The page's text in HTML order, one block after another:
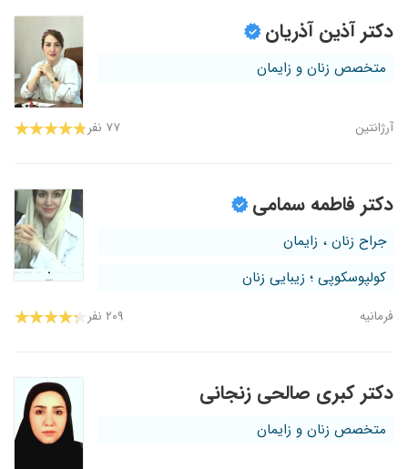
دکتر آذین آذریان
متخصص زنان و زایمان
آرژانتین ۷۷ نفر
دکتر فاطمه سمامی
جراح زنان ، زایمان
کولپوسکوپی ؛ زیبایی زنان
فرمانیه ۲۰۹ نفر
دکتر کبری صالحی زنجانی
متخصص زنان و زایمان